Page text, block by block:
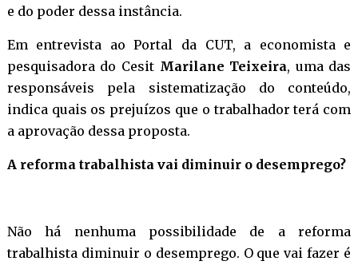
e do poder dessa instância.
Em entrevista ao Portal da CUT, a economista e
pesquisadora do Cesit Marilane Teixeira, uma das
responsáveis pela sistematização do conteúdo,
indica quais os prejuízos que o trabalhador terá com
a aprovação dessa proposta.
A reforma trabalhista vai diminuir o desemprego?
Não há nenhuma possibilidade de a reforma
trabalhista diminuir o desemprego. O que vai fazer é